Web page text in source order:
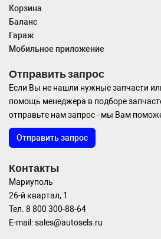
Корзина
Баланс
Гараж
Мобильное приложение
Отправить запрос
Если Вы не нашли нужные запчасти
помощь менеджера в подборе
отправьте нам запрос - мы Вам
Отправить запрос
Контакты
Мариуполь
26-й квартал, 1
Тел. 8 800 300-88-64
E-mail: sales@autosels.ru